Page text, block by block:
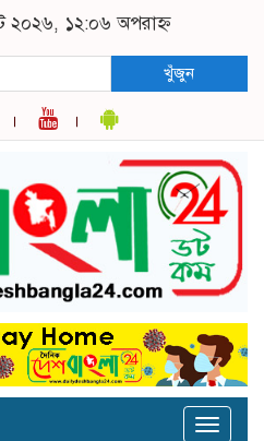
২০২৬, ১২:০৬ অপরাহ্ন
খুঁজুন
Toggle